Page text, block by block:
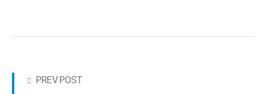
PREV POST